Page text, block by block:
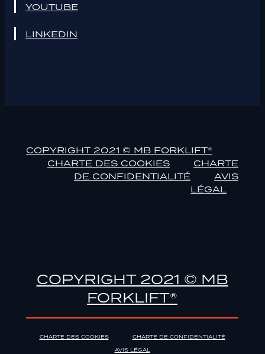
YOUTUBE
LINKEDIN
COPYRIGHT 2021 © MB FORKLIFT®
CHARTE DES COOKIES
CHARTE
DE CONFIDENTIALITÉ
AVIS
LÉGAL
COPYRIGHT 2021 © MB
FORKLIFT®
CHARTE DES COOKIES
CHARTE DE CONFIDENTIALITÉ
AVIS LÉGAL